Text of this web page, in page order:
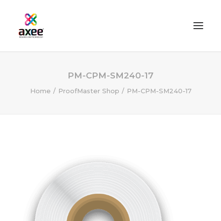
AZIENDA
IL MIO ACCOUNT
PM-CPM-SM240-17
Home ProofMaster Shop PM-CPM-SM240-17